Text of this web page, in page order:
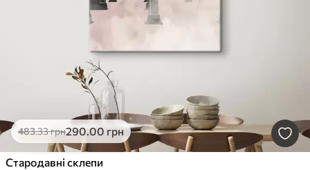
483.33грн290.00 грн
Стародавні склепи